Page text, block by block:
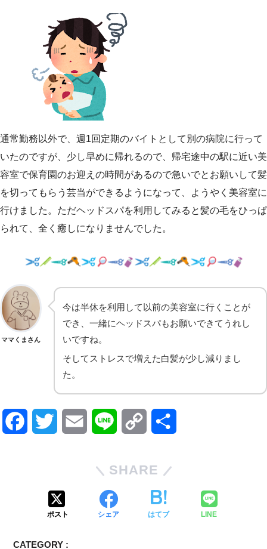
通常勤務以外で、週1回定期のバイトとして別の病院に行って
いたのですが、少し早めに帰れるので、帰宅途中の駅に近い美
容室で保育園のお迎えの時間があるので急いでとお願いして髪
を切ってもらう芸当ができるようになって、ようやく美容室に
行けました。ただヘッドスパを利用してみると髪の毛をひっぱ
られて、全く癒しになりませんでした。
ママくまさん
今は半休を利用して以前の美容室に行くことが
でき、一緒にヘッドスパもお願いできてうれし
いですね。
そしてストレスで増えた白髪が少し減りまし
た。
o
t
e
n
e
p
L
SHARE
ポスト シェア はてブ LINE
CATEGORY :